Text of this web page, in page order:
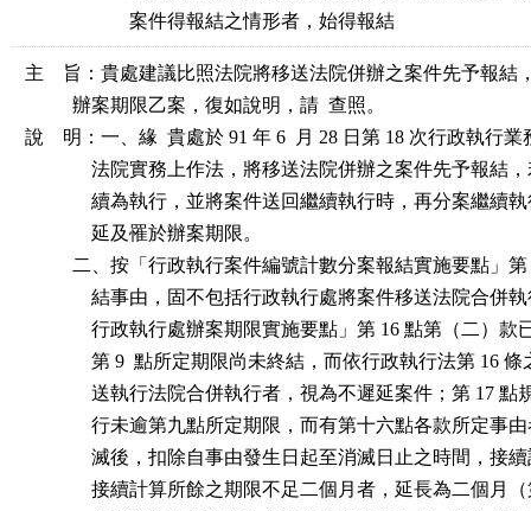
案件得報結之情形者，始得報結
主    旨：貴處建議比照法院將移送法院併辦之案件先予報結
          辦案期限乙案，復如說明，請  查照。
說    明：一、緣  貴處於 91 年 6  月 28 日第 18 次行政執行
法院實務上作法，將移送法院併辦之案件先予報結
續為執行，並將案件送回繼續執行時，再分案繼續
              延及罹於辦案期限。
二、按「行政執行案件編號計數分案報結實施要點」
結事由，固不包括行政執行處將案件移送法院合併
行政執行處辦案期限實施要點」第 16 點第（二）
第 9  點所定期限尚未終結，而依行政執行法第 16
送執行法院合併執行者，視為不遲延案件；第 17
行未逾第九點所定期限，而有第十六點各款所定事
滅後，扣除自事由發生日起至消滅日止之時間，接
接續計算所餘之期限不足二個月者，延長為二個月